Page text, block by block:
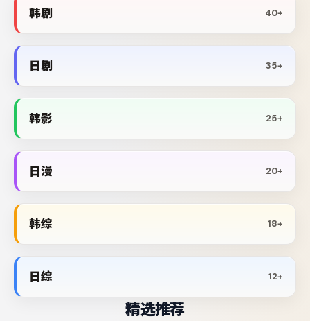
韩剧 40+
日剧 35+
韩影 25+
日漫 20+
韩综 18+
日综 12+
精选推荐